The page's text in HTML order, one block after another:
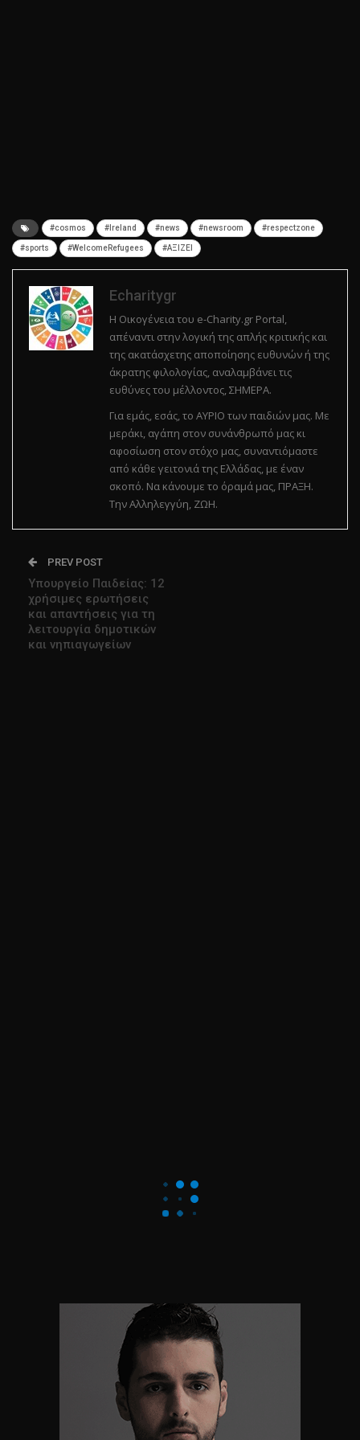
#cosmos #Ireland #news #newsroom #respectzone
#sports #WelcomeRefugees #ΑΞΙΖΕΙ
Echaritygr
Η Οικογένεια του e-Charity.gr Portal,
απέναντι στην λογική της απλής κριτικής και
της ακατάσχετης αποποίησης ευθυνών ή της
άκρατης φιλολογίας, αναλαμβάνει τις
ευθύνες του μέλλοντος, ΣΗΜΕΡΑ.
Για εμάς, εσάς, το ΑΥΡΙΟ των παιδιών μας. Με
μεράκι, αγάπη στον συνάνθρωπό μας κι
αφοσίωση στον στόχο μας, συναντιόμαστε
από κάθε γειτονιά της Ελλάδας, με έναν
σκοπό. Να κάνουμε το όραμά μας, ΠΡΑΞΗ.
Την Αλληλεγγύη, ΖΩΗ.
PREV POST
Υπουργείο Παιδείας: 12
χρήσιμες ερωτήσεις
και απαντήσεις για τη
λειτουργία δημοτικών
και νηπιαγωγείων